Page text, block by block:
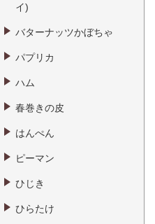
イ)
バターナッツかぼちゃ
パプリカ
ハム
春巻きの皮
はんぺん
ピーマン
ひじき
ひらたけ